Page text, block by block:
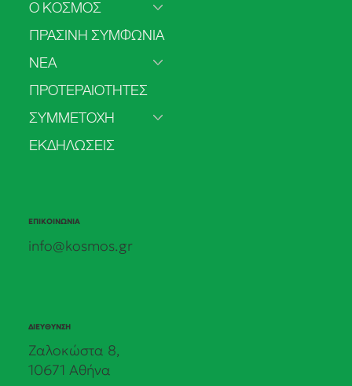
τα δεδομένα στις πολιτικές δεσμεύσεις.
Τα πρώτα αποτελέσματα της δημόσιας
Ο ΚΟΣΜΟΣ
ΠΡΑΣΙΝΗ ΣΥΜΦΩΝΙΑ
ΝΕΑ
ΠΡΟΤΕΡΑΙΟΤΗΤΕΣ
ΣΥΜΜΕΤΟΧΗ
ΕΚΔΗΛΩΣΕΙΣ
ΕΠΙΚΟΙΝΩΝΙΑ
info@kosmos.gr
ΔΙΕΥΘΥΝΣΗ
Ζαλοκώστα 8,
10671 Αθήνα